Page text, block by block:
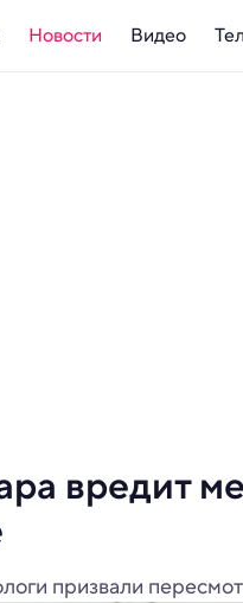
Новости Видео
вредит
призвали